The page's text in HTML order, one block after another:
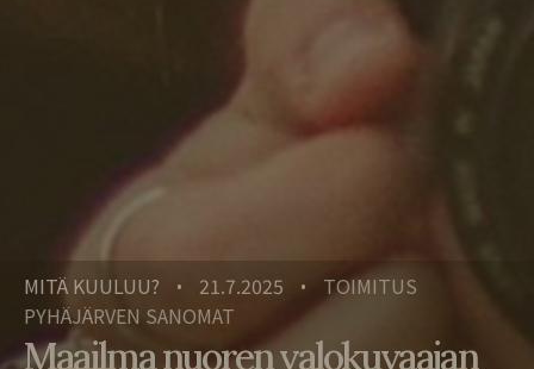
MITÄ KUULUU? • 21.7.2025 •
TOIMITUS
PYHÄJÄRVEN SANOMAT
Maailma nuoren valokuvaajan